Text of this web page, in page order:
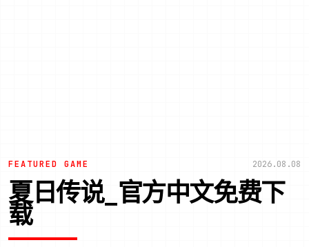
FEATURED GAME 2026.08.08
夏日传说_官方中文免费下
载